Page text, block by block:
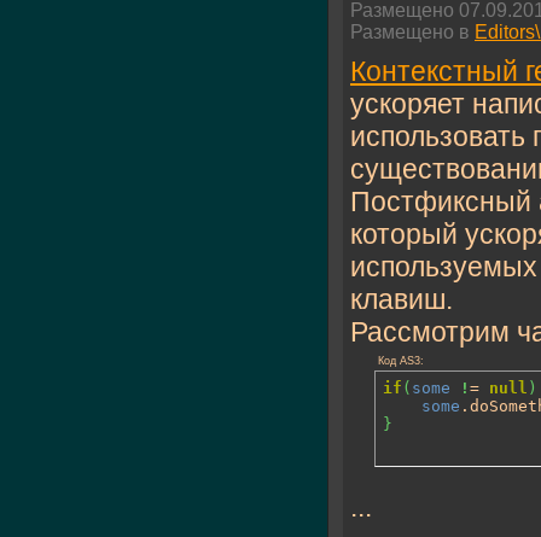
Размещено
Размещено в
Контекстный
ускоряет
использовать
Постфиксный
который
используемых
клавиш.
Рассмотрим
Код AS3:
if ( some ! = null )
some
}
...